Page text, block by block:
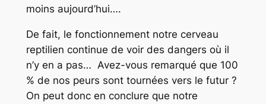
moins aujourd’hui….
De fait, le fonctionnement notre cerveau
reptilien continue de voir des dangers où il
n’y en a pas… Avez-vous remarqué que 100
% de nos peurs sont tournées vers le futur ?
On peut donc en conclure que notre